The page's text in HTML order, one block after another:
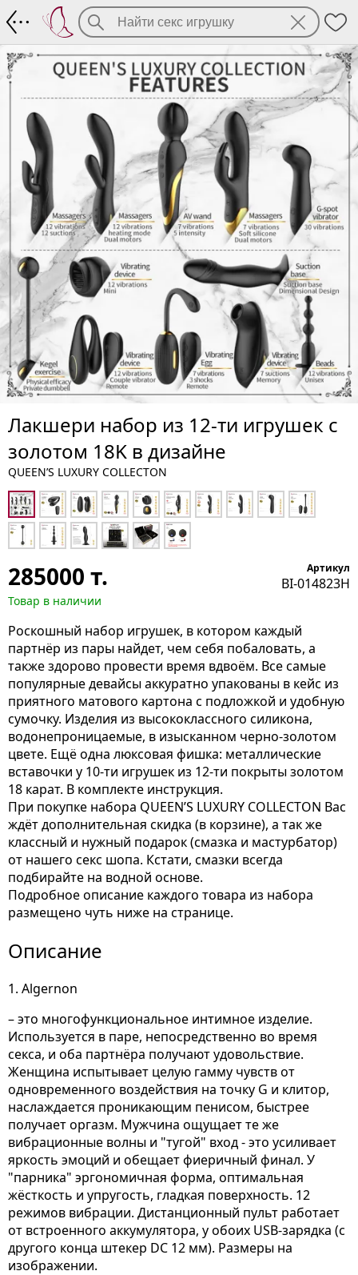
Лакшери набор из 12-ти игрушек с
золотом 18K в дизайне
QUEEN’S LUXURY COLLECTON
285000 т.
Товар в наличии
Артикул
BI-014823H
Роскошный набор игрушек, в котором каждый
партнёр из пары найдет, чем себя побаловать, а
также здорово провести время вдвоём. Все самые
популярные девайсы аккуратно упакованы в кейс из
приятного матового картона с подложкой и удобную
сумочку. Изделия из высококлассного силикона,
водонепроницаемые, в изысканном черно-золотом
цвете. Ещё одна люксовая фишка: металлические
вставочки у 10-ти игрушек из 12-ти покрыты золотом
18 карат. В комплекте инструкция.
При покупке набора QUEEN’S LUXURY COLLECTON Вас
ждёт дополнительная скидка (в корзине), а так же
классный и нужный подарок (смазка и мастурбатор)
от нашего секс шопа. Кстати, смазки всегда
подбирайте на водной основе.
Подробное описание каждого товара из набора
размещено чуть ниже на странице.
Описание
1. Algernon
– это многофункциональное интимное изделие.
Используется в паре, непосредственно во время
секса, и оба партнёра получают удовольствие.
Женщина испытывает целую гамму чувств от
одновременного воздействия на точку G и клитор,
наслаждается проникающим пенисом, быстрее
получает оргазм. Мужчина ощущает те же
вибрационные волны и "тугой" вход - это усиливает
яркость эмоций и обещает фиеричный финал. У
"парника" эргономичная форма, оптимальная
жёсткость и упругость, гладкая поверхность. 12
режимов вибрации. Дистанционный пульт работает
от встроенного аккумулятора, у обоих USB-зарядка (с
другого конца штекер DC 12 мм). Размеры на
изображении.
Лакшери набор из 12-ти игрушек с